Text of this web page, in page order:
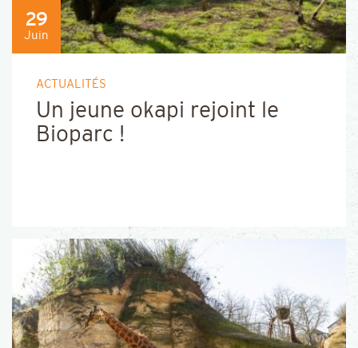
29
Juin
ACTUALITÉS
Un jeune okapi rejoint le
Bioparc !